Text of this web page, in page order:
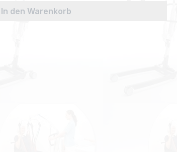
In den Warenkorb